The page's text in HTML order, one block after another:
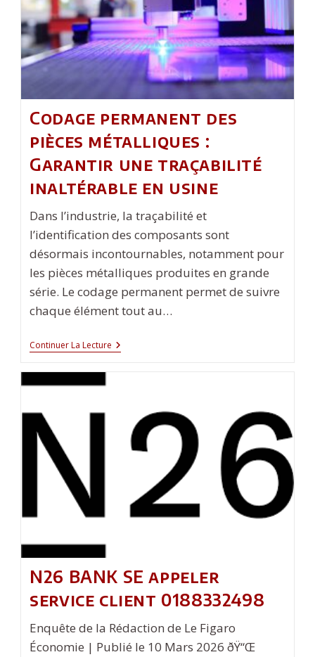
Codage permanent des
pièces métalliques :
Garantir une traçabilité
inaltérable en usine
Dans l’industrie, la traçabilité et
l’identification des composants sont
désormais incontournables, notamment pour
les pièces métalliques produites en grande
série. Le codage permanent permet de suivre
chaque élément tout au…
Continuer La Lecture Codage
Permanent
Garantir
Traçabilité
Inaltérable
N26 BANK SE appeler
service client 0188332498
Enquête de la Rédaction de Le Figaro
Économie | Publié le 10 Mars 2026 ðŸ“Œ